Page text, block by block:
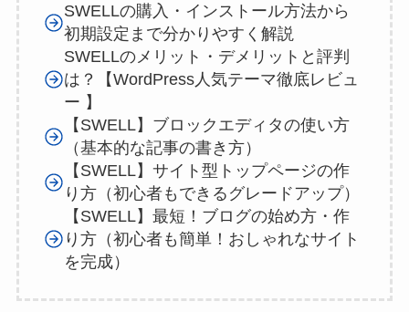
SWELLの購入・インストール方法から
初期設定まで分かりやすく解説
SWELLのメリット・デメリットと評判
は？【WordPress人気テーマ徹底レビュ
ー 】
【SWELL】ブロックエディタの使い方
（基本的な記事の書き方）
【SWELL】サイト型トップページの作
り方（初心者もできるグレードアップ）
【SWELL】最短！ブログの始め方・作
り方（初心者も簡単！おしゃれなサイト
を完成）